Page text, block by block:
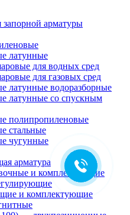
арматуры
латунные
для водных сред
для газовых сред
латунные водоразборные
латунные со спускным
полипропиленовые
стальные
чугунные
арматура
и комплектующие
и комплектующие